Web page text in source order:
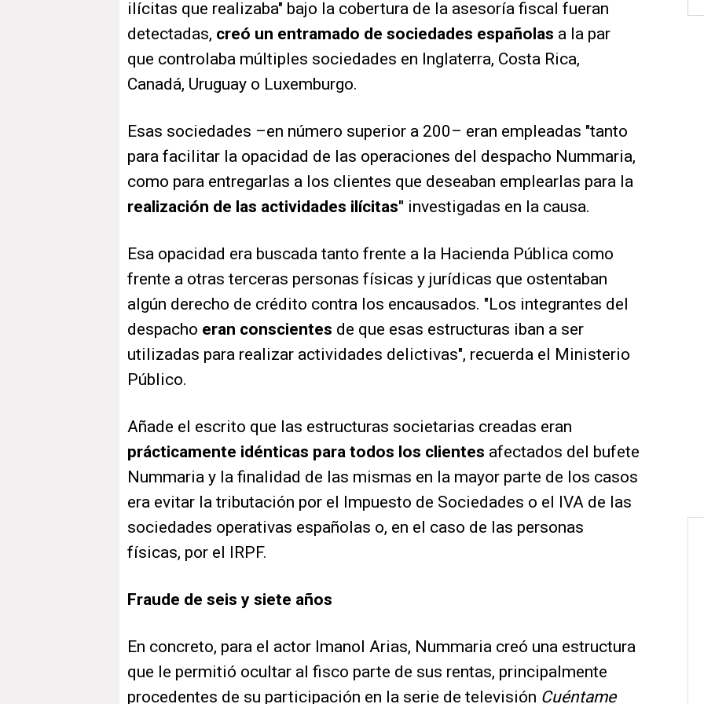
ilícitas que realizaba" bajo la cobertura de la asesoría fiscal fueran
detectadas, creó un entramado de sociedades españolas a la par
que controlaba múltiples sociedades en Inglaterra, Costa Rica,
Canadá, Uruguay o Luxemburgo.
Esas sociedades –en número superior a 200– eran empleadas "tanto
para facilitar la opacidad de las operaciones del despacho Nummaria,
como para entregarlas a los clientes que deseaban emplearlas para la
realización de las actividades ilícitas" investigadas en la causa.
Esa opacidad era buscada tanto frente a la Hacienda Pública como
frente a otras terceras personas físicas y jurídicas que ostentaban
algún derecho de crédito contra los encausados. "Los integrantes del
despacho eran conscientes de que esas estructuras iban a ser
utilizadas para realizar actividades delictivas", recuerda el Ministerio
Público.
Añade el escrito que las estructuras societarias creadas eran
prácticamente idénticas para todos los clientes afectados del bufete
Nummaria y la finalidad de las mismas en la mayor parte de los casos
era evitar la tributación por el Impuesto de Sociedades o el IVA de las
sociedades operativas españolas o, en el caso de las personas
físicas, por el IRPF.
Fraude de seis y siete años
En concreto, para el actor Imanol Arias, Nummaria creó una estructura
que le permitió ocultar al fisco parte de sus rentas, principalmente
procedentes de su participación en la serie de televisión Cuéntame